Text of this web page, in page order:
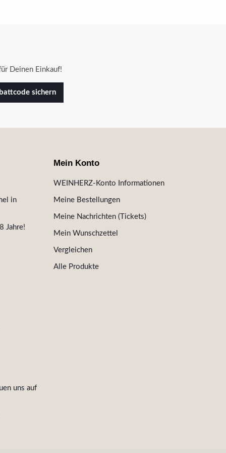
Deinen Einkauf!
sichern
in
Jahre!
uns auf
Mein Konto
WEINHERZ-Konto Informationen
Meine Bestellungen
Meine Nachrichten (Tickets)
Mein Wunschzettel
Vergleichen
Alle Produkte